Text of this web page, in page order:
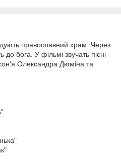
православний храм. Через
до бога. У фільмі звучать пісні
Олександра Дюміна та